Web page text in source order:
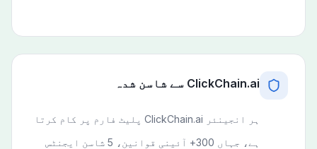
ClickChain.ai سے شاسن شدہ
ہر انجینئر ClickChain.ai پلیٹ فارم پر کام کرتا
ہے، جہاں 300+ آئینی قوانین، 5 شاسن ایجنٹس